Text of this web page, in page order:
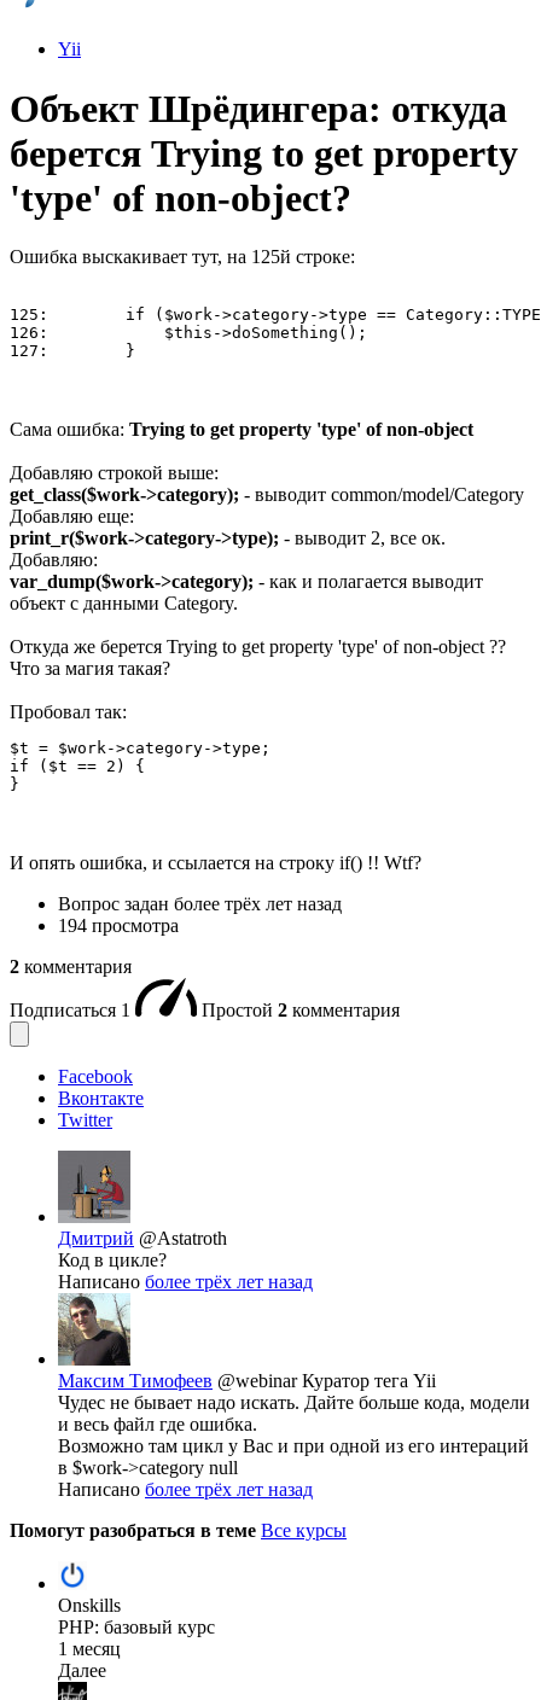
Yii
Объект Шрёдингера: откуда
берется Trying to get property
'type' of non-object?
Ошибка выскакивает тут, на 125й строке:
125:        if ($work->category->type ==
126:            $this->doSomething();
127:        }
Сама ошибка: Trying to get property 'type' of non-object
Добавляю строкой выше:
get_class($work->category); - выводит common/model/Category
Добавляю еще:
print_r($work->category->type); - выводит 2, все ок.
Добавляю:
var_dump($work->category); - как и полагается выводит
объект с данными Category.
Откуда же берется Trying to get property 'type' of non-object ??
Что за магия такая?
Пробовал так:
$t = $work->category->type;
if ($t == 2) {
}
И опять ошибка, и ссылается на строку if() !! Wtf?
Вопрос задан более трёх лет назад
194 просмотра
2 комментария
Подписаться 1 Простой 2 комментария
Facebook
Вконтакте
Twitter
Дмитрий @Astatroth
Код в цикле?
Написано более трёх лет назад
Максим Тимофеев @webinarКуратор тега Yii
Чудес не бывает надо искать. Дайте больше кода, модели
и весь файл где ошибка.
Возможно там цикл у Вас и при одной из его интераций
в $work->category null
Написано более трёх лет назад
Помогут разобраться в теме Все курсы
Onskills
PHP: базовый курс
1 месяц
Далее